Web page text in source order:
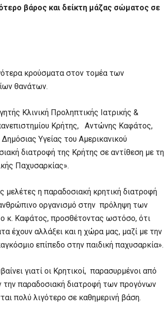
βάρος και δείκτη μάζας σώματος σε
κρούσματα στον τομέα των
θανάτων.
Κλινική Προληπτικής Ιατρικής &
Κρήτης, Αντώνης Καφάτος,
Υγείας του Αμερικανικού
διατροφή της Κρήτης σε αντίθεση με τη
Παχυσαρκίας».
μελέτες η παραδοσιακή κρητική διατροφή
οργανισμό στην πρόληψη των
κ. Καφάτος, προσθέτοντας ωστόσο, ότι
έχουν αλλάξει και η χώρα μας, μαζί με την
επίπεδο στην παιδική παχυσαρκία».
γιατί οι Κρητικοί, παρασυρμένοι από
την παραδοσιακή διατροφή των προγόνων
πολύ λιγότερο σε καθημερινή βάση.